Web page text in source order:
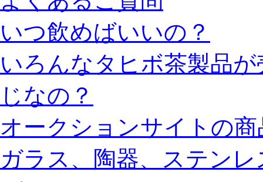
いつ飲めばいいの？
いろんなタヒボ茶製品
じなの？
オークションサイトの
ガラス、陶器、ステン